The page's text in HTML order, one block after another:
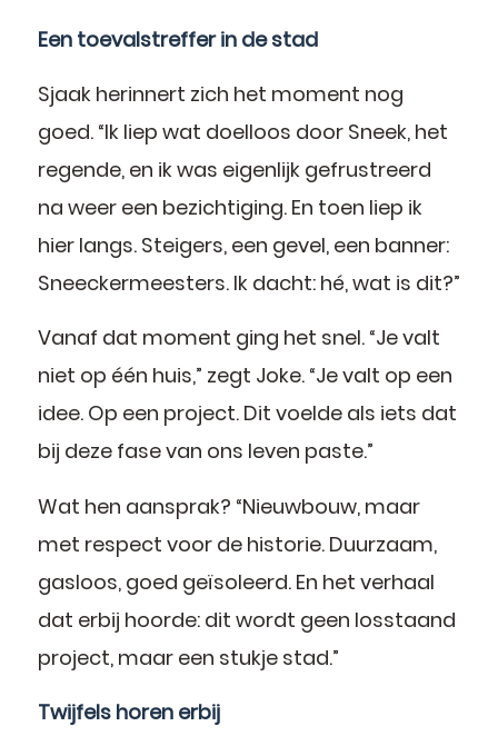
Een toevalstreffer in de stad
Sjaak herinnert zich het moment nog
goed. “Ik liep wat doelloos door Sneek, het
regende, en ik was eigenlijk gefrustreerd
na weer een bezichtiging. En toen liep ik
hier langs. Steigers, een gevel, een banner:
Sneeckermeesters. Ik dacht: hé, wat is dit?”
Vanaf dat moment ging het snel. “Je valt
niet op één huis,” zegt Joke. “Je valt op een
idee. Op een project. Dit voelde als iets dat
bij deze fase van ons leven paste.”
Wat hen aansprak? “Nieuwbouw, maar
met respect voor de historie. Duurzaam,
gasloos, goed geïsoleerd. En het verhaal
dat erbij hoorde: dit wordt geen losstaand
project, maar een stukje stad.”
Twijfels horen erbij